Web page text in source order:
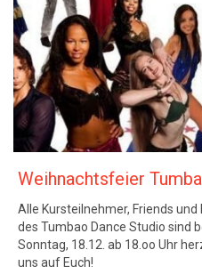
Weihnachtsfeier
Alle Kursteilnehmer, Friends
des Tumbao Dance Studio sind
Sonntag, 18.12. ab 18.oo Uhr
uns auf Euch!